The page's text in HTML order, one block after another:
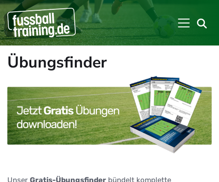
Übungsfinder
Unser Gratis-Übungsfinder bündelt komplette